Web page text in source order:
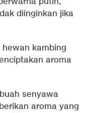
diinginkan jika
kambing
aroma
senyawa
aroma yang